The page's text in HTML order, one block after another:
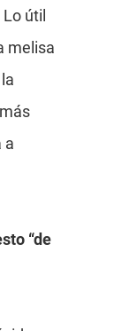
útil
melisa
a
“de